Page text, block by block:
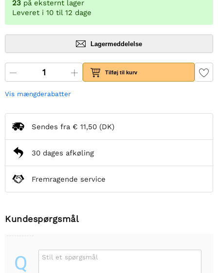
23 på eksternt lager
Leveret i 10 til 12 dage
Lagermeddelelse
Tilføj til kurv
Vis mængderabatter
Sendes fra € 11,50 (DK)
30 dages afkøling
Fremragende service
Kundespørgsmål
Q Stil et spørgsmål